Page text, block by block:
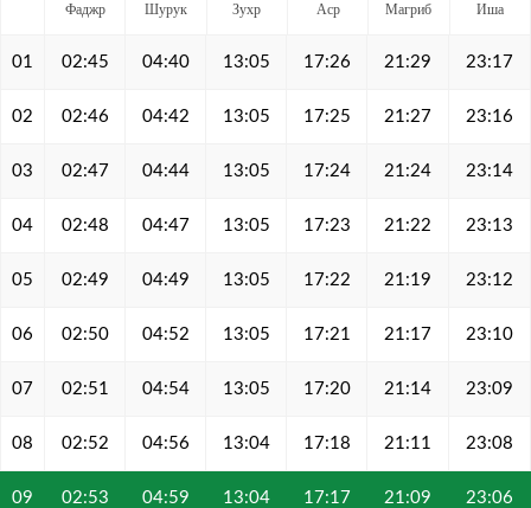
Фаджр Шурук Зухр Аср Магриб Иша
01 02:45 04:40 13:05 17:26 21:29 23:17
02 02:46 04:42 13:05 17:25 21:27 23:16
03 02:47 04:44 13:05 17:24 21:24 23:14
04 02:48 04:47 13:05 17:23 21:22 23:13
05 02:49 04:49 13:05 17:22 21:19 23:12
06 02:50 04:52 13:05 17:21 21:17 23:10
07 02:51 04:54 13:05 17:20 21:14 23:09
08 02:52 04:56 13:04 17:18 21:11 23:08
09 02:53 04:59 13:04 17:17 21:09 23:06